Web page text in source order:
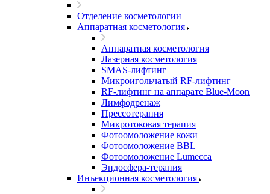
Отделение косметологии
Аппаратная косметология
Аппаратная косметология
Лазерная косметология
SMAS-лифтинг
Микроигольчатый RF-лифтинг
RF-лифтинг на аппарате Blue-Moon
Лимфодренаж
Прессотерапия
Микротоковая терапия
Фотоомоложение кожи
Фотоомоложение BBL
Фотоомоложение Lumecca
Эндосфера-терапия
Инъекционная косметология